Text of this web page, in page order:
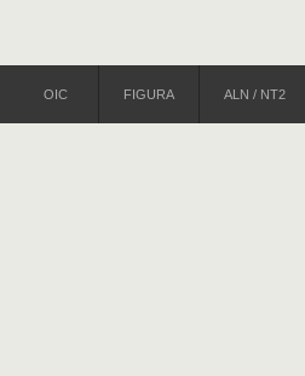
OIC FIGURA ALN / NT2